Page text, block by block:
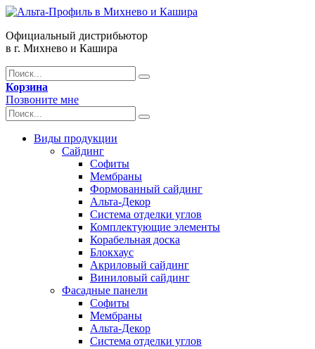
Официальный дистрибьютор
в г. Михнево и Кашира
Корзина
Позвоните мне
Виды продукции
Сайдинг
Софиты
Мембраны
Формованный сайдинг
Альта-Декор
Система отделки углов
Комплектующие элементы
Корабельная доска
Блокхаус
Акриловый сайдинг
Виниловый сайдинг
Фасадные панели
Софиты
Мембраны
Альта-Декор
Система отделки углов